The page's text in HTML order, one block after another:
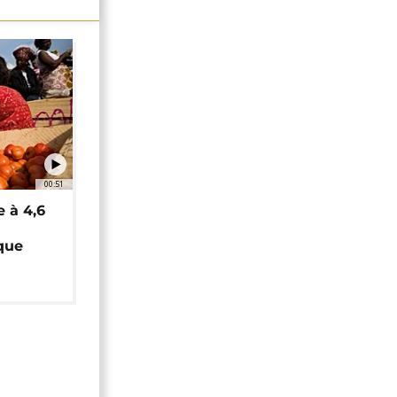
00:51
à 4,6